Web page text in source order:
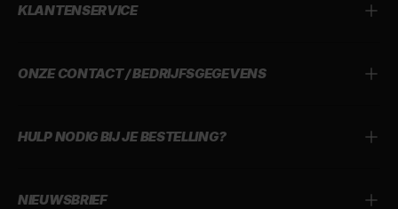
KLANTENSERVICE
ONZE CONTACT / BEDRIJFSGEGEVENS
HULP NODIG BIJ JE BESTELLING?
NIEUWSBRIEF